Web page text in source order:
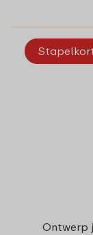
Ontwerp